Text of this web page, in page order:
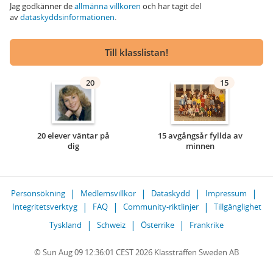
Jag godkänner deallmänna villkoren och har tagit del
avdataskyddsinformationen.
Till klasslistan!
20
20 elever väntar på
dig
15
15 avgångsår fyllda av
minnen
Personsökning Medlemsvillkor Dataskydd
Impressum
Integritetsverktyg
FAQ Community-riktlinjer
Tillgänglighet
Tyskland
Schweiz Österrike Frankrike
© Sun Aug 09 12:36:01 CEST 2026 Klassträffen Sweden AB